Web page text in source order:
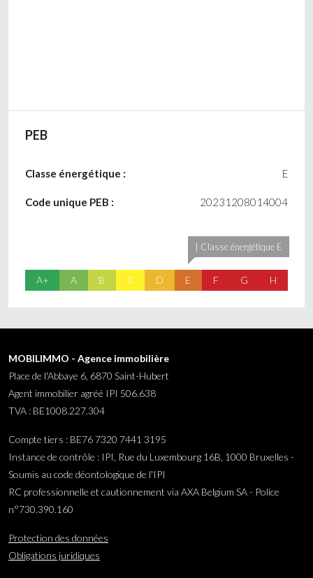
PEB
Classe énergétique : E
Code unique PEB : 20231208014004
A+ A B C D
| Classe énergétique E
E F G H
MOBILIMMO - Agence immobilière
Place de l'Abbaye 6, 6870 Saint-Hubert
Agent immobilier agréé IPI 506.638
TVA : BE1008.227.304
Compte tiers : BE76 7320 7441 3195
Instance de contrôle : IPI, Rue du Luxembourg 16B, 1000 Bruxelles -
Soumis au code déontologique de l'IPI
RC professionnelle et cautionnement via AXA Belgium SA - Police
n°730.390.160
Protection des données
Obligations juridiques